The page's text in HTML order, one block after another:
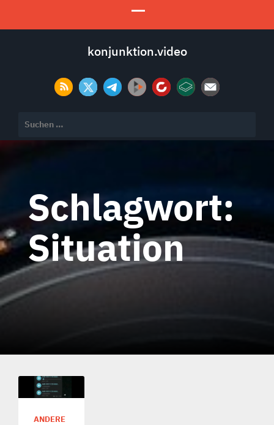
konjunktion.video
nach:
Schlagwort:
Situation
ANDERE